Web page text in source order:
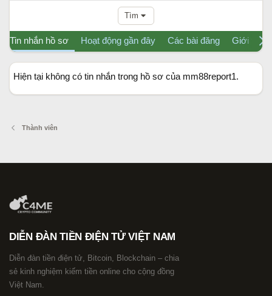
Tìm
Tin nhắn hồ sơ Hoạt động gần đây Các bài đăng Giới thiệu
Hiện tại không có tin nhắn trong hồ sơ của mm88report1.
Thành viên
DIỄN ĐÀN TIỀN ĐIỆN TỬ VIỆT NAM
Diễn đàn tiền điện tử, Bitcoin, Blockchain – chia
sẻ kinh nghiệm kiếm tiền online cho cộng đồng
Việt Nam.